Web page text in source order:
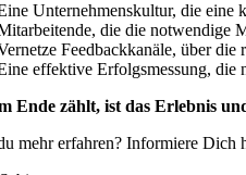
Unternehmenskultur, die eine
die die notwendige
Feedbackkanäle, über
effektive Erfolgsmessung, die
Ende zählt, ist das Erlebnis
mehr erfahren? Informiere Dich